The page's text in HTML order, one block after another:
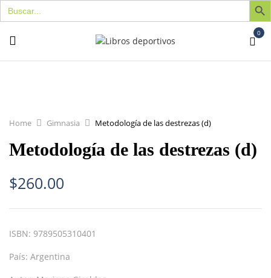
Buscar:
0
Home Gimnasia Metodología de las destrezas (d)
Metodología de las destrezas (d)
$260.00
ISBN: 9789505310401
País: Argentina